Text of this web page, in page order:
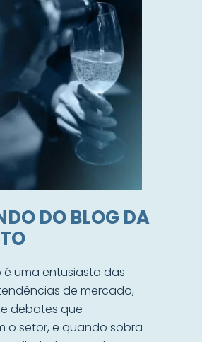
DO BLOG DA
uma entusiasta das
de mercado,
debates que
o setor, e quando sobra